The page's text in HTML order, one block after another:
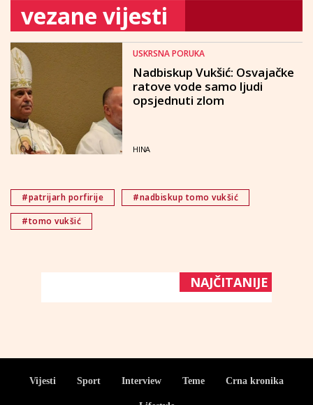
vezane vijesti
USKRSNA PORUKA
Nadbiskup Vukšić: Osvajačke
ratove vode samo ljudi
opsjednuti zlom
HINA
#patrijarh porfirije
#nadbiskup tomo vukšić
#tomo vukšić
NAJČITANIJE
Vijesti Sport Interview Teme Crna kronika